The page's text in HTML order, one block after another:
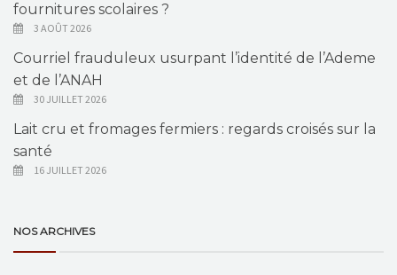
fournitures scolaires ?
3 AOÛT 2026
Courriel frauduleux usurpant l’identité de l’Ademe
et de l’ANAH
30 JUILLET 2026
Lait cru et fromages fermiers : regards croisés sur la
santé
16 JUILLET 2026
NOS ARCHIVES